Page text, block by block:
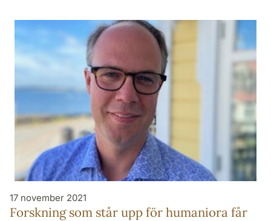
17 november 2021
Forskning som står upp för humaniora får